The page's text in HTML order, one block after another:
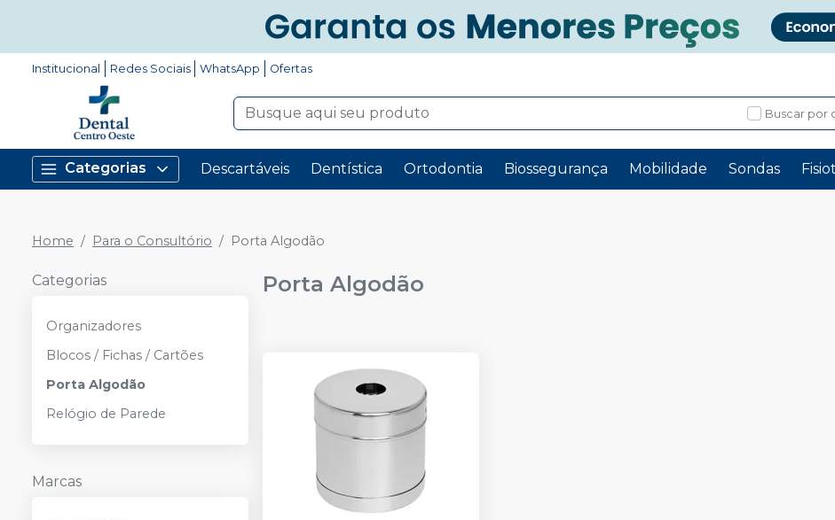
Institucional Redes Sociais WhatsApp Ofertas
Buscar por
Categorias Descartáveis Dentística Ortodontia Biossegurança Mobilidade Sondas
Home Para o Consultório Porta Algodão
Categorias
Organizadores
Blocos / Fichas / Cartões
Porta Algodão
Relógio de Parede
Marcas
Porta Algodão